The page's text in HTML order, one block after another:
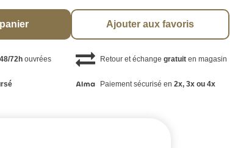
Ajouter aux favoris
48/72h ouvrées Retour et échange gratuiten magasin
Paiement sécurisé en 2x, 3x ou 4x